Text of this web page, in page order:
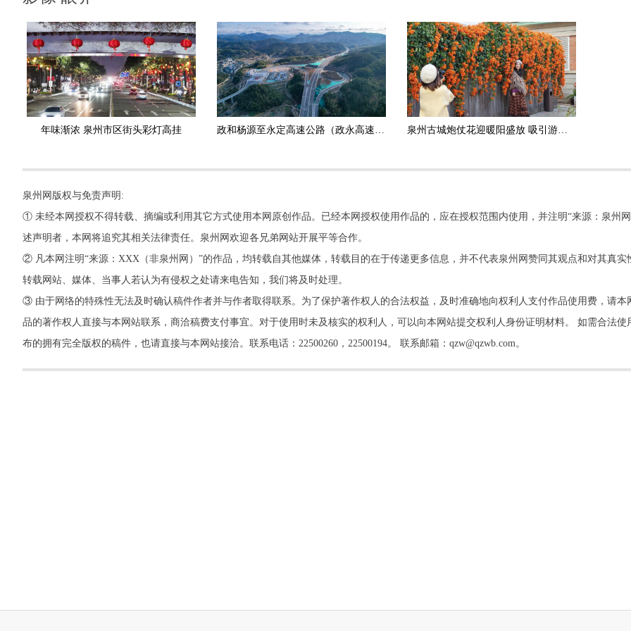
年味渐浓 泉州市区街头彩灯高挂 政和杨源至永定高速公路（政永高速）德化段正式通车运营 泉州古城炮仗花迎暖阳盛放 吸引游客打卡拍照
泉州网版权与免责声明:
① 未经本网授权不得转载、摘编或利用其它方式使用本网原创作品。已经本网授权使用作品的，应在授权范围内使用，并注明“来源：泉州
述声明者，本网将追究其相关法律责任。泉州网欢迎各兄弟网站开展平等合作。
② 凡本网注明“来源：XXX（非泉州网）”的作品，均转载自其他媒体，转载目的在于传递更多信息，并不代表泉州网赞同其观点和对其真实
转载网站、媒体、当事人若认为有侵权之处请来电告知，我们将及时处理。
③ 由于网络的特殊性无法及时确认稿件作者并与作者取得联系。为了保护著作权人的合法权益，及时准确地向权利人支付作品使用费，请本
品的著作权人直接与本网站联系，商洽稿费支付事宜。对于使用时未及核实的权利人，可以向本网站提交权利人身份证明材料。 如需合法使
布的拥有完全版权的稿件，也请直接与本网站接洽。联系电话：22500260，22500194。 联系邮箱：qzw@qzwb.com。